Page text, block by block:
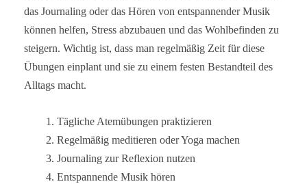
das Journaling oder das Hören von entspannender Musik
können helfen, Stress abzubauen und das Wohlbefinden zu
steigern. Wichtig ist, dass man regelmäßig Zeit für diese
Übungen einplant und sie zu einem festen Bestandteil des
Alltags macht.
Tägliche Atemübungen praktizieren
Regelmäßig meditieren oder Yoga machen
Journaling zur Reflexion nutzen
Entspannende Musik hören